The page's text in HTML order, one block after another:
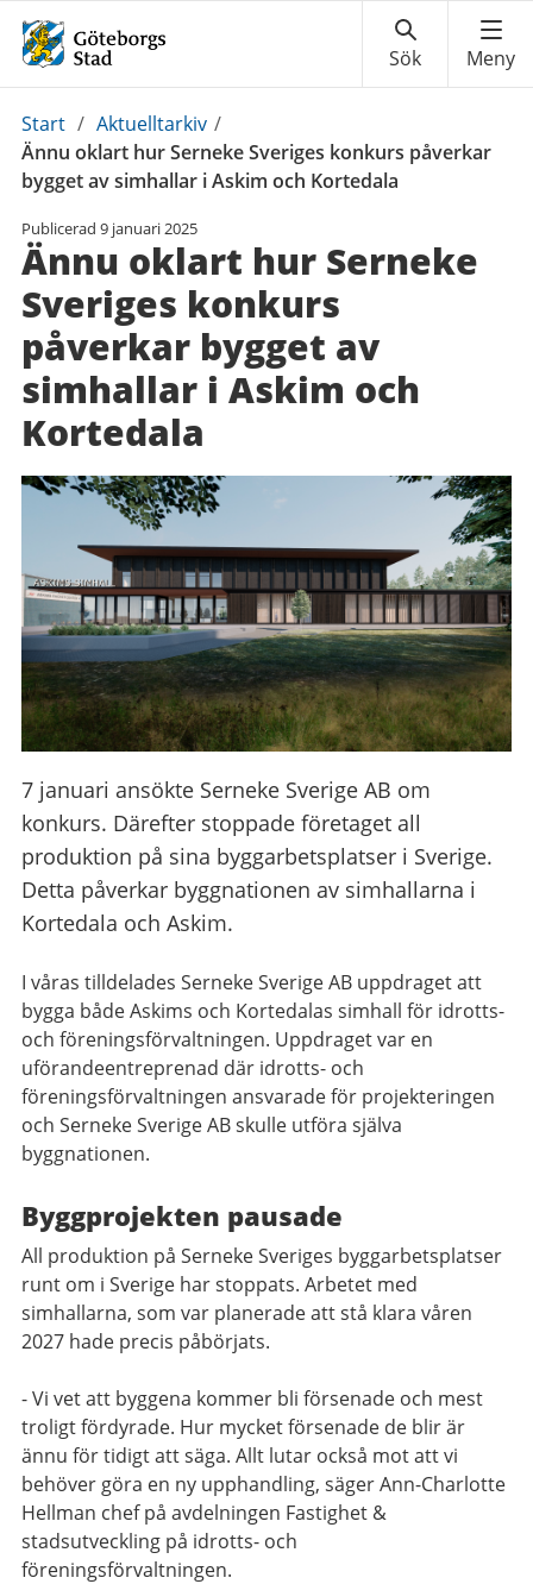
Du
är
här:
Start / Aktuelltarkiv /
Ännu oklart hur Serneke Sveriges konkurs påverkar
bygget av simhallar i Askim och Kortedala
Publicerad 9 januari 2025
Ännu oklart hur Serneke
Sveriges konkurs
påverkar bygget av
simhallar i Askim och
Kortedala
7 januari ansökte Serneke Sverige AB om
konkurs. Därefter stoppade företaget all
produktion på sina byggarbetsplatser i Sverige.
Detta påverkar byggnationen av simhallarna i
Kortedala och Askim.
I våras tilldelades Serneke Sverige AB uppdraget att
bygga både Askims och Kortedalas simhall för idrotts-
och föreningsförvaltningen. Uppdraget var en
uförandeentreprenad där idrotts- och
föreningsförvaltningen ansvarade för projekteringen
och Serneke Sverige AB skulle utföra själva
byggnationen.
Byggprojekten pausade
All produktion på Serneke Sveriges byggarbetsplatser
runt om i Sverige har stoppats. Arbetet med
simhallarna, som var planerade att stå klara våren
2027 hade precis påbörjats.
- Vi vet att byggena kommer bli försenade och mest
troligt fördyrade. Hur mycket försenade de blir är
ännu för tidigt att säga. Allt lutar också mot att vi
behöver göra en ny upphandling, säger Ann-Charlotte
Hellman chef på avdelningen Fastighet &
stadsutveckling på idrotts- och
föreningsförvaltningen.